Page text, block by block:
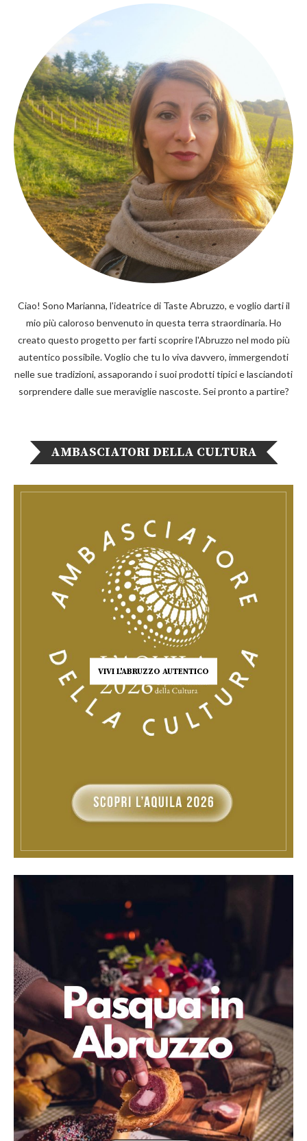
Ciao! Sono Marianna, l'ideatrice di Taste Abruzzo, e voglio darti il
mio più caloroso benvenuto in questa terra straordinaria. Ho
creato questo progetto per farti scoprire l'Abruzzo nel modo più
autentico possibile. Voglio che tu lo viva davvero, immergendoti
nelle sue tradizioni, assaporando i suoi prodotti tipici e lasciandoti
sorprendere dalle sue meraviglie nascoste. Sei pronto a partire?
AMBASCIATORI DELLA CULTURA
VIVI L'ABRUZZO AUTENTICO